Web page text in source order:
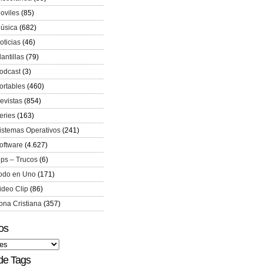
(85)
(682)
(46)
(79)
(3)
(460)
(854)
(163)
Operativos (241)
(4.627)
– Trucos (6)
en Uno (171)
Clip (86)
Cristiana (357)
Tags